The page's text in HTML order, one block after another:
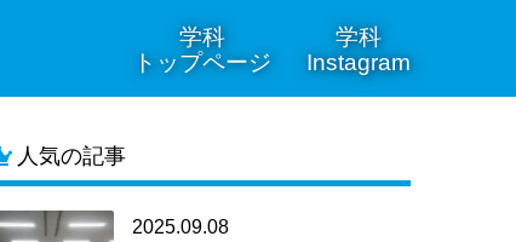
学科
トップページ
学科
Instagram
人気の記事
2025.09.08